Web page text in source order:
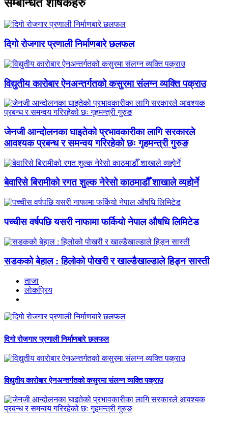
सम्बन्धित शीर्षकहरु
दिगो रोजगार प्रणाली निर्माणबारे छलफल
विद्युतीय कारोबार ऐनअन्तर्गतको कसुरमा संलग्न व्यक्ति पक्राउ
जेनजी आन्दोलनका घाइतेको प्रभावकारीका लागि सरकारले
आवश्यक प्रबन्ध र समन्वय गरिरहेको छः गृहमन्त्री गुरुङ
बेवारिसे बिरामीको रगत शुल्क नेरेसो काठमाडौँ शाखाले व्यहोर्ने
पच्चीस वर्षपछि यसरी नाफामा फर्कियो नेपाल औषधि लिमिटेड
सडकको बेहाल : हिलोको पोखरी र खाल्डैखाल्डाले हिड्न सास्ती
ताजा
लाेकप्रिय
दिगो रोजगार प्रणाली निर्माणबारे छलफल
विद्युतीय कारोबार ऐनअन्तर्गतको कसुरमा संलग्न व्यक्ति पक्राउ